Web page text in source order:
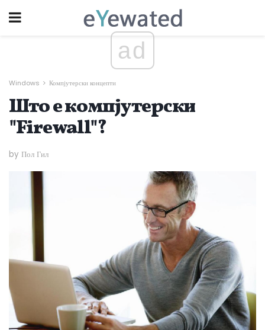
ad
Windows Компјутерски концепти
Што е компјутерски
"Firewall"?
by Пол Гил